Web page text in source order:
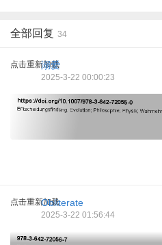
全部回复 34
点击重新加载
溺爱
2025-3-22 00:00:23
点击重新加载Obliterate
2025-3-22 01:56:44